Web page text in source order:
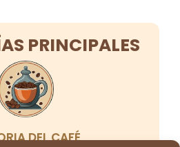
PRINCIPALES
DEL CAFÉ